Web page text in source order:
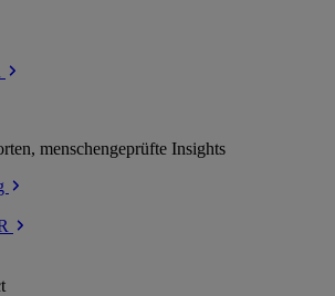
menschengeprüfte Insights